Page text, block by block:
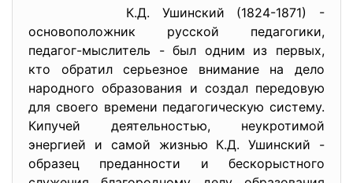
К.Д. Ушинский (1824-1871) -
основоположник русской педагогики,
педагог-мыслитель - был одним из первых,
кто обратил серьезное внимание на дело
народного образования и создал передовую
для своего времени педагогическую систему.
Кипучей деятельностью, неукротимой
энергией и самой жизнью К.Д. Ушинский -
образец преданности и бескорыстного